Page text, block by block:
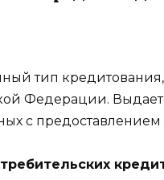
тип
Федерации.
с